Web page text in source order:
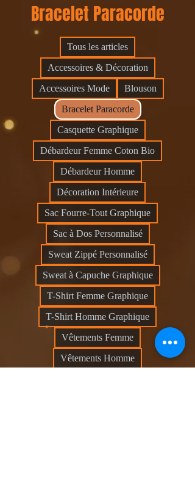
Bracelet Paracorde
Tous les articles
Accessoires & Décoration
Accessoires Mode
Blouson
Bracelet Paracorde
Casquette Graphique
Débardeur Femme Coton Bio
Débardeur Homme
Décoration Intérieure
Sac Fourre-Tout Graphique
Sac à Dos Personnalisé
Sweat Zippé Personnalisé
Sweat à Capuche Graphique
T-Shirt Femme Graphique
T-Shirt Homme Graphique
Vêtements Femme
Vêtements Homme